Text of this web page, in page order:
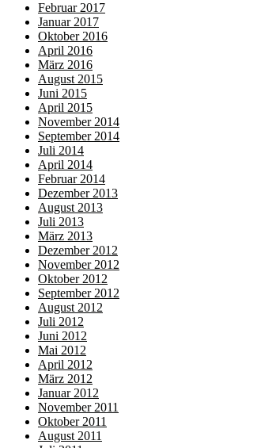
Februar 2017
Januar 2017
Oktober 2016
April 2016
März 2016
August 2015
Juni 2015
April 2015
November 2014
September 2014
Juli 2014
April 2014
Februar 2014
Dezember 2013
August 2013
Juli 2013
März 2013
Dezember 2012
November 2012
Oktober 2012
September 2012
August 2012
Juli 2012
Juni 2012
Mai 2012
April 2012
März 2012
Januar 2012
November 2011
Oktober 2011
August 2011